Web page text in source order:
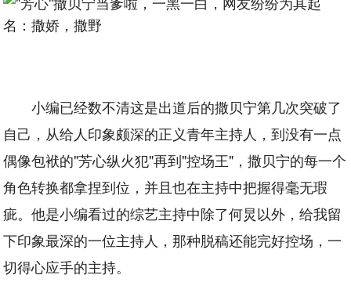
小编已经数不清这是出道后的撒贝宁第几次突破了
自己，从给人印象颇深的正义青年主持人，到没有一点
偶像包袱的"芳心纵火犯"再到"控场王"，撒贝宁的每一个
角色转换都拿捏到位，并且也在主持中把握得毫无瑕
疵。他是小编看过的综艺主持中除了何炅以外，给我留
下印象最深的一位主持人，那种脱稿还能完好控场，一
切得心应手的主持。